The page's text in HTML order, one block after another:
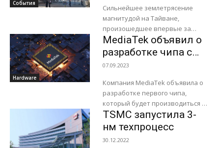
четвертом...
События
приостановлено
производство чипов
Сильнейшее землетрясение
магнитудой на Тайване,
произошедшее впервые за
последние 25 лет, оказало
серьезное воздействие на
производство
полупроводниковых компаний
острова. Стихийное бедствие
нанесло большой ущерб...
Hardware
MediaTek объявил о
разработке чипа с
использованием 3-
нм техпроцесса
TSMC
07.09.2023
Компания MediaTek объявила о
разработке первого чипа,
который будет производиться по
3-нм техпроцессу TSMC.
«Сотрудничество между
MediaTek и TSMC означает, что
мощь самого передового в...
TSMC запустила 3-
нм техпроцесс
30.12.2022